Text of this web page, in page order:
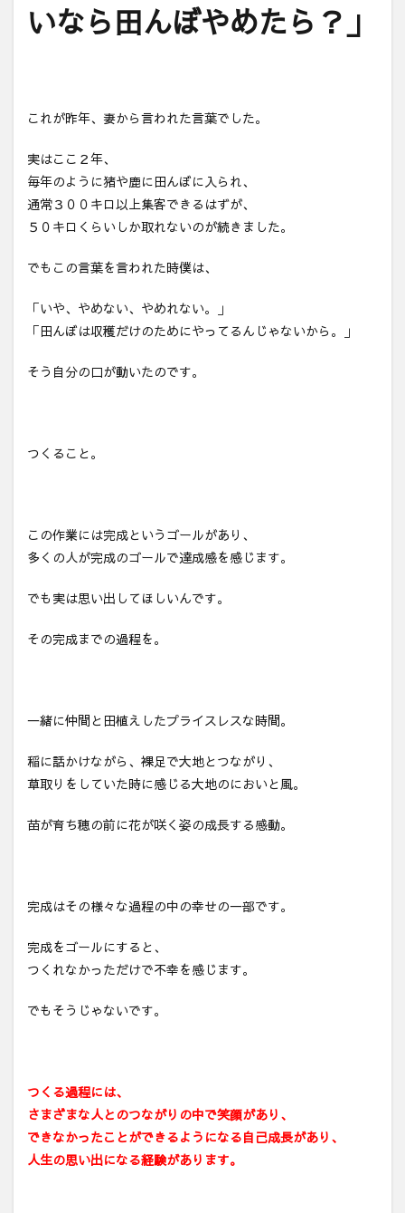
いなら田んぼやめたら？」
これが昨年、妻から言われた言葉でした。
実はここ２年、
毎年のように猪や鹿に田んぼに入られ、
通常３００キロ以上集客できるはずが、
５０キロくらいしか取れないのが続きました。
でもこの言葉を言われた時僕は、
「いや、やめない、やめれない。」
「田んぼは収穫だけのためにやってるんじゃないから。」
そう自分の口が動いたのです。
つくること。
この作業には完成というゴールがあり、
多くの人が完成のゴールで達成感を感じます。
でも実は思い出してほしいんです。
その完成までの過程を。
一緒に仲間と田植えしたプライスレスな時間。
稲に話かけながら、裸足で大地とつながり、
草取りをしていた時に感じる大地のにおいと風。
苗が育ち穂の前に花が咲く姿の成長する感動。
完成はその様々な過程の中の幸せの一部です。
完成をゴールにすると、
つくれなかっただけで不幸を感じます。
でもそうじゃないです。
つくる過程には、
さまざまな人とのつながりの中で笑顔があり、
できなかったことができるようになる自己成長があり、
人生の思い出になる経験があります。